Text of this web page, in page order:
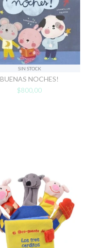
SIN STOCK
BUENAS NOCHES!
$800,00